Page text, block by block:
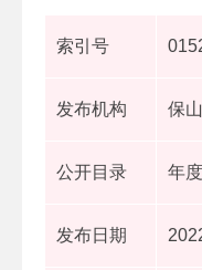
索引号
发布机构 保
公开目录 年
发布日期